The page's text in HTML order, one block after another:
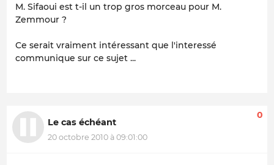
M. Sifaoui est t-il un trop gros morceau pour M.
Zemmour ?
Ce serait vraiment intéressant que l'interessé
communique sur ce sujet ...
Le cas échéant
20 octobre 2010 à 09:01:00
0